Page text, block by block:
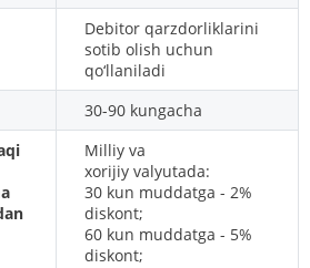
Debitor qarzdorliklarini
sotib olish uchun
qo‘llaniladi
30-90 kungacha
Milliy va
xorijiy valyutada:
30 kun muddatga - 2%
diskont;
60 kun muddatga - 5%
diskont;